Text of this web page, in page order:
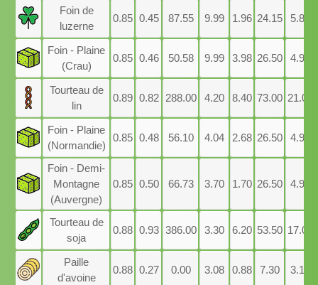
Foin de
luzerne
0.85 0.45 87.55 9.99 1.96 24.15 5.80
Foin - Plaine
(Crau)
0.85 0.46 50.58 9.99 3.98 26.50 4.90
Tourteau de
lin
0.89 0.82 288.00 4.20 8.40 73.00 21.00
Foin - Plaine
(Normandie)
0.85 0.48 56.10 4.04 2.68 26.50 4.90
Foin - Demi-
Montagne
(Auvergne)
0.85 0.50 66.73 3.70 1.70 26.50 4.90
Tourteau de
soja
0.88 0.93 386.00 3.30 6.20 53.50 17.00
Paille
d'avoine
0.88 0.27 0.00 3.08 0.88 7.30 3.10